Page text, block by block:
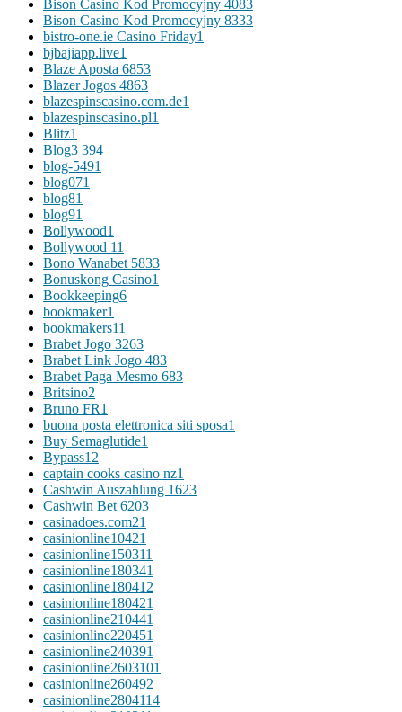
Bison Casino Kod Promocyjny 4083
Bison Casino Kod Promocyjny 8333
bistro-one.ie Casino Friday1
bjbajiapp.live1
Blaze Aposta 6853
Blazer Jogos 4863
blazespinscasino.com.de1
blazespinscasino.pl1
Blitz1
Blog3 394
blog-5491
blog071
blog81
blog91
Bollywood1
Bollywood 11
Bono Wanabet 5833
Bonuskong Casino1
Bookkeeping6
bookmaker1
bookmakers11
Brabet Jogo 3263
Brabet Link Jogo 483
Brabet Paga Mesmo 683
Britsino2
Bruno FR1
buona posta elettronica siti sposa1
Buy Semaglutide1
Bypass12
captain cooks casino nz1
Cashwin Auszahlung 1623
Cashwin Bet 6203
casinadoes.com21
casinionline10421
casinionline150311
casinionline180341
casinionline18041 2
casinionline180421
casinionline210441
casinionline220451
casinionline240391
casinionline2603101
casinionline260492
casinionline2804114